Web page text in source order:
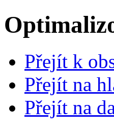
Přejít k
Přejít na
Přejít na